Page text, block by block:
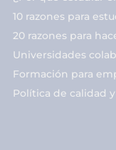
10 razones para
20 razones para
Universidades
Formación para
Política de calidad